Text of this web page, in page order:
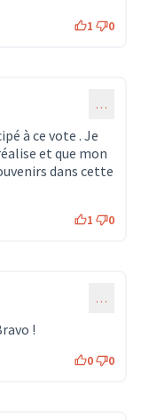
1 0
…
à ce vote . Je
et que mon
dans cette
1 0
…
!
0 0